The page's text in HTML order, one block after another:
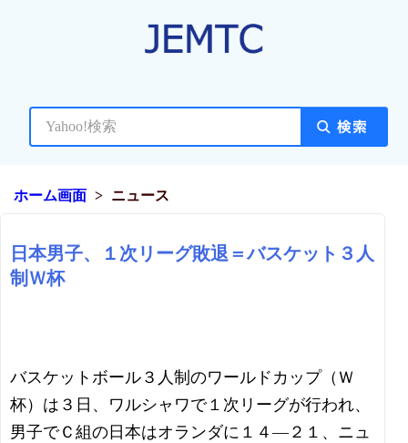
ホーム画面 ニュース
日本男子、１次リーグ敗退＝バスケット３人
制Ｗ杯
バスケットボール３人制のワールドカップ（Ｗ
杯）は３日、ワルシャワで１次リーグが行われ、
男子でＣ組の日本はオランダに１４―２１、ニュ